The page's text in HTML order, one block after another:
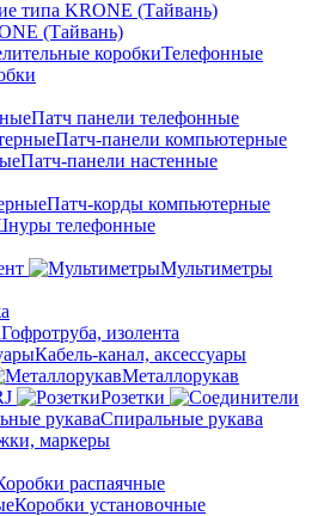
(Тайвань)
Телефонные
Патч панели телефонные
Патч-панели компьютерные
Патч-панели настенные
Патч-корды компьютерные
телефонные
Мультиметры
Гофротруба, изолента
Кабель-канал, аксессуары
Металлорукав
Розетки
Спиральные рукава
маркеры
распаячные
Коробки установочные